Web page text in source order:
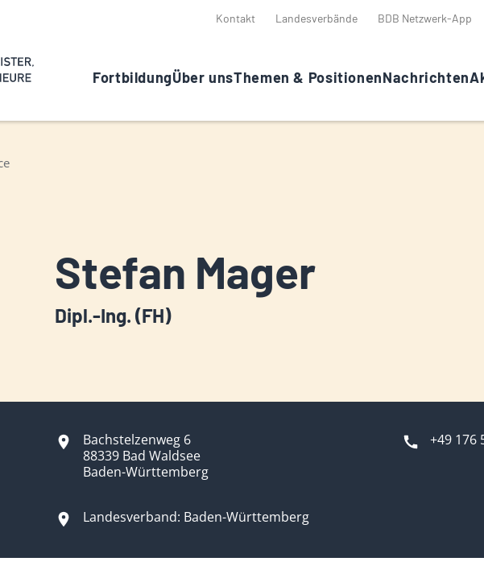
Kontakt Landesverbände BDB Netzwerk-App
FortbildungÜber unsThemen & PositionenNachrichten
Stefan Mager
Dipl.-Ing. (FH)
Bachstelzenweg 6
88339 Bad Waldsee
Baden-Württemberg
+49 176
Landesverband: Baden-Württemberg